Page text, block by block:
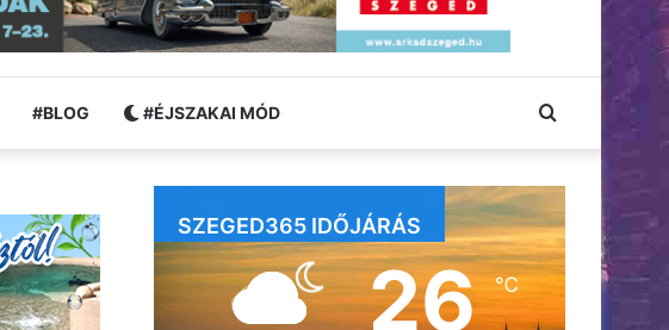
#BLOG #ÉJSZAKAI MÓD Keresés:
SZEGED365 IDŐJÁRÁS
26℃